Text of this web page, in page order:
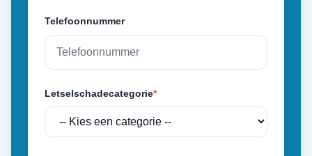
Telefoonnummer
Letselschadecategorie*